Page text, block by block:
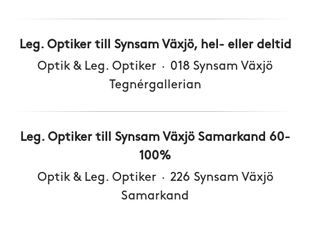
Leg. Optiker till Synsam Växjö, hel- eller deltid
Optik & Leg. Optiker · 018 Synsam Växjö
Tegnérgallerian
Leg. Optiker till Synsam Växjö Samarkand 60-
100%
Optik & Leg. Optiker · 226 Synsam Växjö
Samarkand